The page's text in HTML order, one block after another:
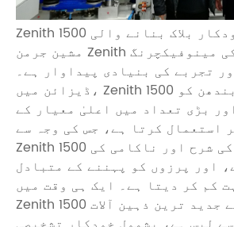
Zenith 1500 مکمل طور پر خودکار بلاک بنانے والی
مشین جرمن Zenith کی 65 سال کی مینوفیکچرنگ
تجربے کی بنیادی پیداوار ہے۔
ڈیزائن میں، Zenith 1500 موروثی سوچ کے بندھن کو
بڑی تعداد میں اعلیٰ معیار کے
استعمال کرتا ہے، جس کی وجہ سے
Zenith 1500 میں دیکھ بھال کی شرح اور ناکامی کی
اور پرزوں کو پہننے کے متبادل
کم کر دیتا ہے۔ ایک ہی وقت میں،
Zenith 1500 مختلف قسم کے جدید ترین ذہین آلات